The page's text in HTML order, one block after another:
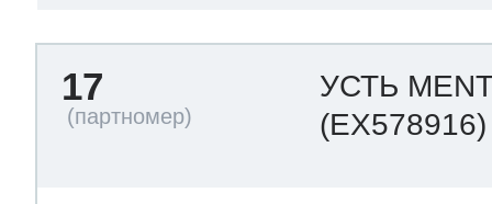
17
УСТЬ
(EX578916)